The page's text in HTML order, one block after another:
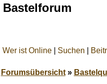
Bastelforum
Wer ist Online Suchen
Forumsübersicht»